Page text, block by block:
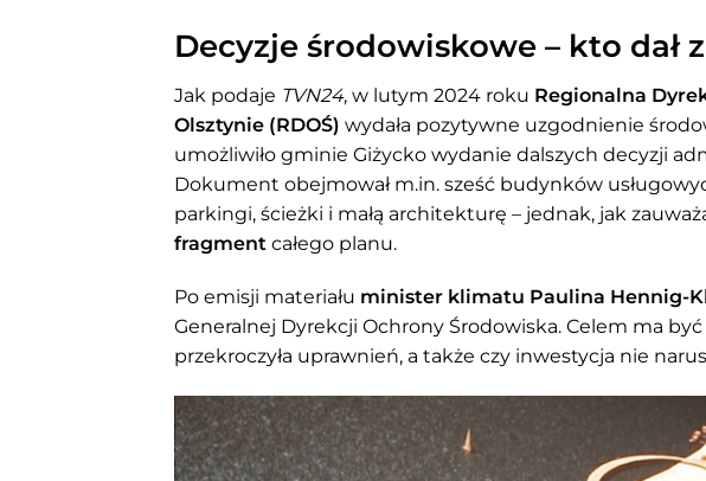
Decyzje środowiskowe – kto dał
Jak podaje TVN24, w lutym 2024 roku Regionalna
Olsztynie (RDOŚ) wydała pozytywne uzgodnienie
umożliwiło gminie Giżycko wydanie dalszych decyzji
Dokument obejmował m.in. sześć budynków
parkingi, ścieżki i małą architekturę – jednak, jak
fragment całego planu.
Po emisji materiału minister klimatu Paulina Hennig-
Generalnej Dyrekcji Ochrony Środowiska. Celem ma
przekroczyła uprawnień, a także czy inwestycja nie